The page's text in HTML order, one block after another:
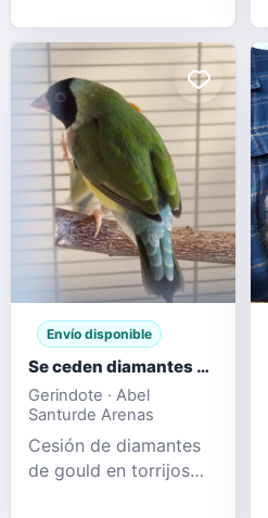
Envío disponible
Se ceden diamantes de Gould
Gerindote · Abel
Santurde Arenas
Cesión de diamantes
de gould en torrijos